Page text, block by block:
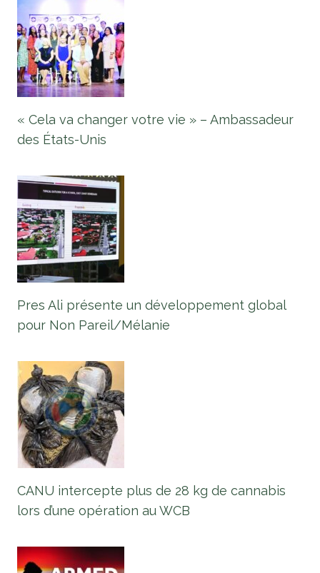
« Cela va changer votre vie » – Ambassadeur
des États-Unis
Pres Ali présente un développement global
pour Non Pareil/Mélanie
CANU intercepte plus de 28 kg de cannabis
lors d’une opération au WCB